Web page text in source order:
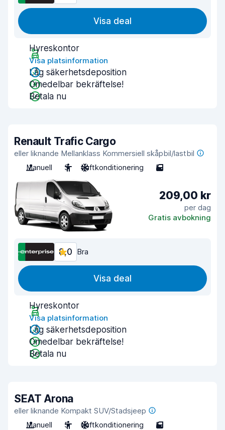
Visa deal
Hyreskontor
Visa platsinformation
Låg säkerhetsdeposition
Omedelbar bekräftelse!
Betala nu
Renault Trafic Cargo
eller liknande Mellanklass Kommersiell skåpbil/lastbil
Manuell
3 Luftkonditionering 5
209,00 kr
per dag
Gratis avbokning
8,0 Bra
Visa deal
Hyreskontor
Visa platsinformation
Låg säkerhetsdeposition
Omedelbar bekräftelse!
Betala nu
SEAT Arona
eller liknande Kompakt SUV/Stadsjeep
Manuell
5 Luftkonditionering 5